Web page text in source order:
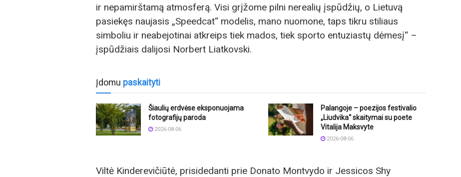
ir nepamirštamą atmosferą. Visi grįžome pilni nerealių įspūdžių, o Lietuvą
pasiekęs naujasis „Speedcat“ modelis, mano nuomone, taps tikru stiliaus
simboliu ir neabejotinai atkreips tiek mados, tiek sporto entuziastų dėmesį“ –
įspūdžiais dalijosi Norbert Liatkovski.
Įdomu paskaityti
Šiaulių erdvėse eksponuojama
fotografijų paroda
2026-08-06
Palangoje – poezijos festivalio
„Liudvika“ skaitymai su poete
Vitalija Maksvyte
2026-08-06
Viltė Kinderevičiūtė, prisidedanti prie Donato Montvydo ir Jessicos Shy